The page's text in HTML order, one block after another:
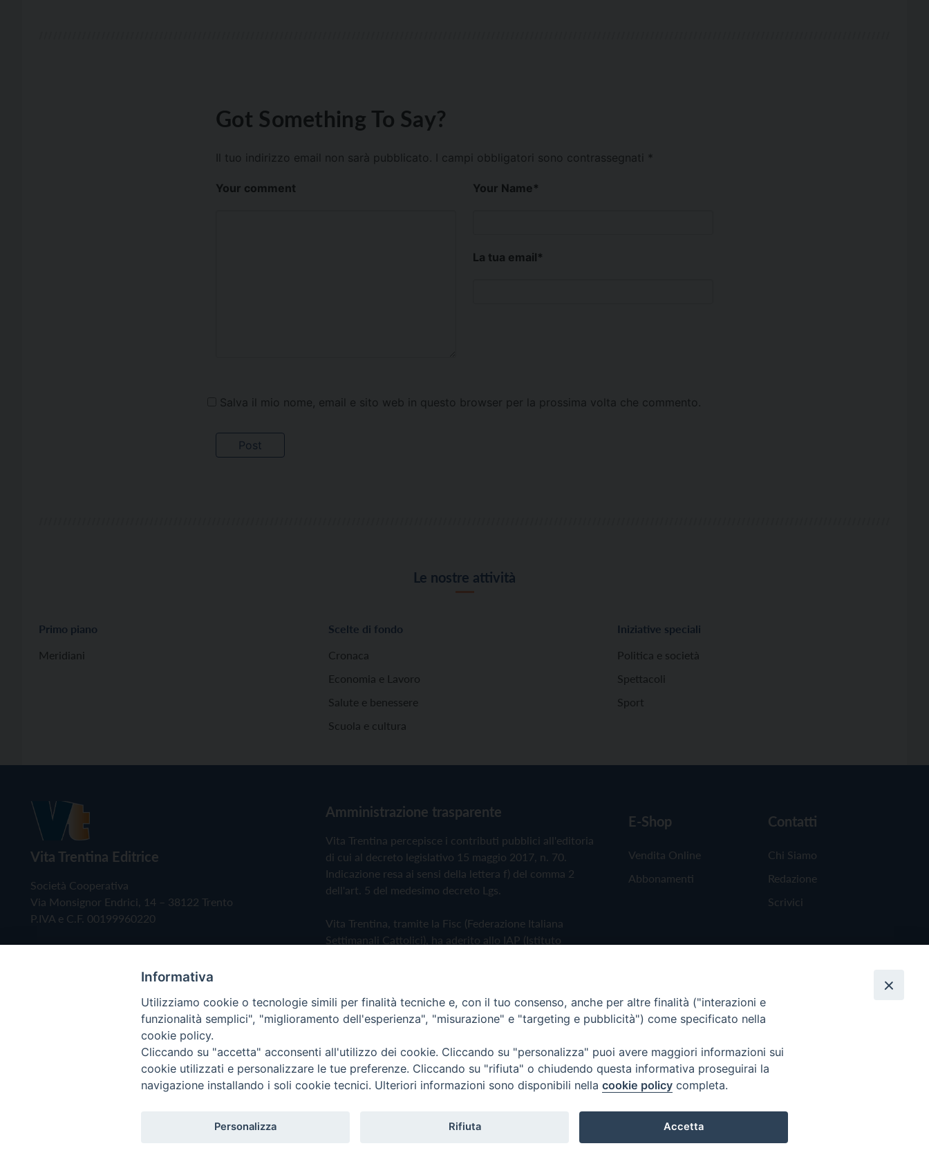
Got Something To Say?
Il tuo indirizzo email non sarà pubblicato. I campi obbligatori sono contrassegnati *
Your comment Your Name*
La tua email*
Salva il mio nome, email e sito web in questo browser per la prossima volta che commento.
Le nostre attività
Primo piano
Meridiani
Scelte di fondo
Cronaca
Economia e Lavoro
Salute e benessere
Scuola e cultura
Iniziative speciali
Politica e società
Spettacoli
Sport
Vita Trentina Editrice
Società Cooperativa
Via Monsignor Endrici, 14 – 38122 Trento
P.IVA e C.F. 00199960220
Amministrazione trasparente
Vita Trentina percepisce i contributi pubblici all'editoria
di cui al decreto legislativo 15 maggio 2017, n. 70.
Indicazione resa ai sensi della lettera f) del comma 2
dell'art. 5 del medesimo decreto Lgs.
Vita Trentina, tramite la Fisc (Federazione Italiana
Settimanali Cattolici), ha aderito allo IAP (Istituto
Privacy Policy Cookie Policy
E-Shop
Vendita Online
Abbonamenti
Contatti
Chi Siamo
Redazione
Scrivici
Copyright © 2019 - Tutti i diritti riservati - Vita Trentina Editrice
Informativa
Utilizziamo cookie o tecnologie simili per finalità tecniche e, con il tuo consenso, anche per altre finalità ("interazioni e
funzionalità semplici", "miglioramento dell'esperienza", "misurazione" e "targeting e pubblicità") come specificato nella
cookie policy.
Cliccando su "accetta" acconsenti all'utilizzo dei cookie. Cliccando su "personalizza" puoi avere maggiori informazioni sui
cookie utilizzati e personalizzare le tue preferenze. Cliccando su "rifiuta" o chiudendo questa informativa proseguirai la
navigazione installando i soli cookie tecnici. Ulteriori informazioni sono disponibili nella cookie policy completa.
Personalizza Rifiuta Accetta